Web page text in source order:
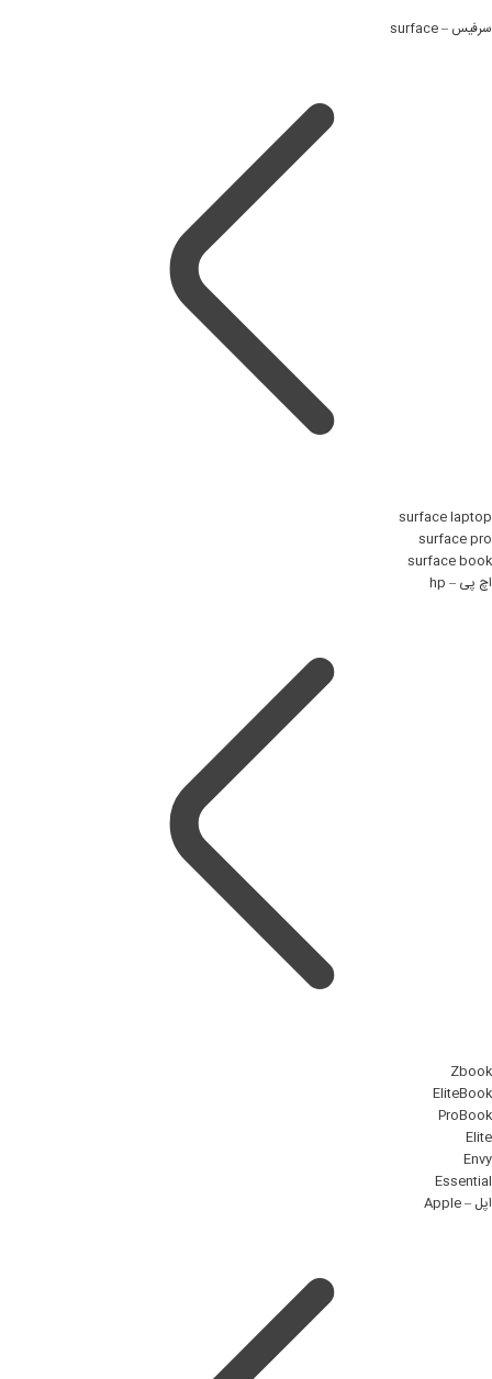
سرفیس – surface
surface laptop
surface pro
surface book
اچ پی – hp
Zbook
EliteBook
ProBook
Elite
Envy
Essential
اپل – Apple